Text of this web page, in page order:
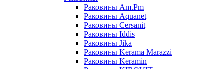
Раковины Am.Pm
Раковины Aquanet
Раковины Cersanit
Раковины Iddis
Раковины Jika
Раковины Kerama Marazzi
Раковины Keramin